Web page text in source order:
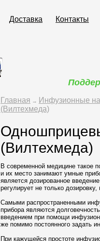
Доставка Контакты
Главная → Инфузионные
(Вилтехмеда)
(Вилтехмеда)
В современной медицине такое
и их место занимают умные
является дозированное
регулирует не только
Самыми распространенными
прибора являются
введением при помощи
же помимо постоянного задать
При кажущейся простоте